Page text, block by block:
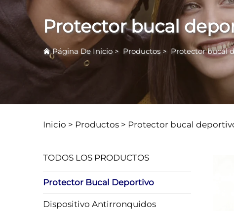
Protector bucal
Página De Inicio > Productos > Protector bucal
Inicio > Productos > Protector bucal
TODOS LOS PRODUCTOS
Protector Bucal Deportivo
Dispositivo Antirronquidos